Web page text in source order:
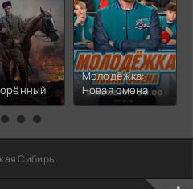
Молодёжка:
Новая смена
Сибирь